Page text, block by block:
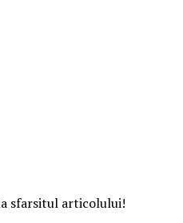
sfarsitul articolului!